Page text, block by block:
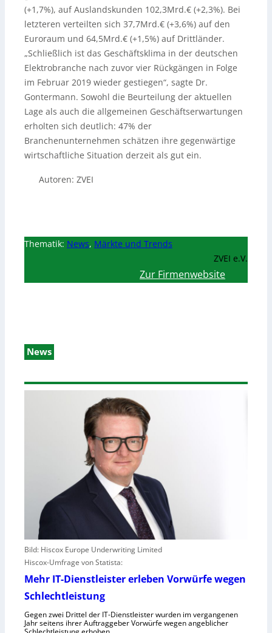
(+1,7%), auf Auslandskunden 102,3Mrd.€ (+2,3%). Bei
letzteren verteilten sich 37,7Mrd.€ (+3,6%) auf den
Euroraum und 64,5Mrd.€ (+1,5%) auf Drittländer.
„Schließlich ist das Geschäftsklima in der deutschen
Elektrobranche nach zuvor vier Rückgängen in Folge
im Februar 2019 wieder gestiegen“, sagte Dr.
Gontermann. Sowohl die Beurteilung der aktuellen
Lage als auch die allgemeinen Geschäftserwartungen
erholten sich deutlich: 47% der
Branchenunternehmen schätzen ihre gegenwärtige
wirtschaftliche Situation derzeit als gut ein.
Autoren: ZVEI
Thematik: News, Märkte und Trends
ZVEI e.V.
Zur Firmenwebsite
News
Bild: Hiscox Europe Underwriting Limited
Hiscox-Umfrage von Statista:
Mehr IT-Dienstleister erleben Vorwürfe wegen
Schlechtleistung
Gegen zwei Drittel der IT-Dienstleister wurden im vergangenen
Jahr seitens ihrer Auftraggeber Vorwürfe wegen angeblicher